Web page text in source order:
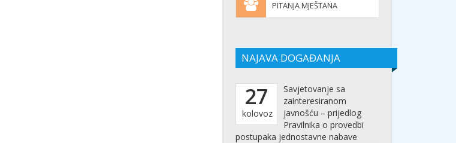
PITANJA MJEŠTANA
NAJAVA DOGAĐANJA
27
kolovoz
Savjetovanje sa
zainteresiranom
javnošću – prijedlog
Pravilnika o provedbi
postupaka jednostavne nabave